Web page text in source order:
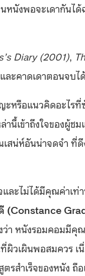
นังพอจะเดากันไ
Diary (2001),
ละคาดเดาตอนจบ
หรือแนวคิดอะไร
านี้เข้าถึงใจของ
สน่ห์อันน่าจดจำ ที่
ละไม่ได้มีคุณค่าเท่
(Constance
า หนังรอมคอมมีคุ
ผิวเผินพอสมควร
รสำเร็จของหนัง